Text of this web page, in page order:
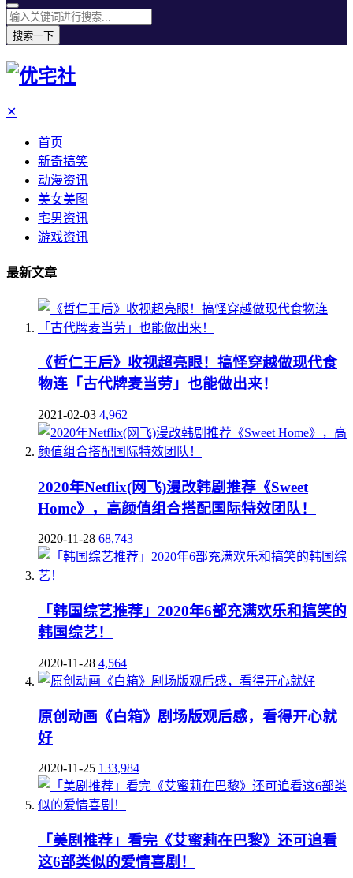
搜索一下
✕
首页
新奇搞笑
动漫资讯
美女美图
宅男资讯
游戏资讯
最新文章
《哲仁王后》收视超亮眼！搞怪穿越做现代食
物连「古代牌麦当劳」也能做出来！
2021-02-03 4,962
2020年Netflix(网飞)漫改韩剧推荐《Sweet
Home》，高颜值组合搭配国际特效团队！
2020-11-28 68,743
「韩国综艺推荐」2020年6部充满欢乐和搞笑的
韩国综艺！
2020-11-28 4,564
原创动画《白箱》剧场版观后感，看得开心就
好
2020-11-25 133,984
「美剧推荐」看完《艾蜜莉在巴黎》还可追看
这6部类似的爱情喜剧！